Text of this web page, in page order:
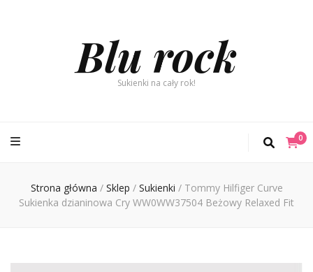
Blu rock
Sukienki na cały rok!
0
Strona główna / Sklep / Sukienki / Tommy Hilfiger Curve
Sukienka dzianinowa Cry WW0WW37504 Beżowy Relaxed Fit